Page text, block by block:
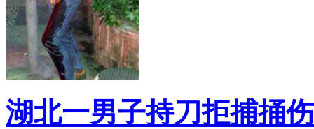
湖北一男子持刀拒捕捅